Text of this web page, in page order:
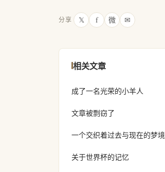
分享 𝕏 f 微 ✉
相关文章
成了一名光荣的小羊人
文章被剽窃了
一个交织着过去与现在的梦境
关于世界杯的记忆